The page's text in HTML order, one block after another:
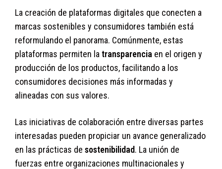
La creación de plataformas digitales que conecten a
marcas sostenibles y consumidores también está
reformulando el panorama. Comúnmente, estas
plataformas permiten la transparencia en el origen y
producción de los productos, facilitando a los
consumidores decisiones más informadas y
alineadas con sus valores.
Las iniciativas de colaboración entre diversas partes
interesadas pueden propiciar un avance generalizado
en las prácticas de sostenibilidad. La unión de
fuerzas entre organizaciones multinacionales y